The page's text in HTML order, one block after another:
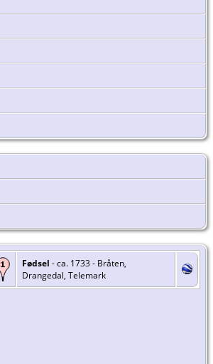
Fødsel - ca. 1733 - Bråten,
Drangedal, Telemark